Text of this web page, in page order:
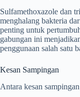
Sulfamethoxazole dan
menghalang bakteria
penting untuk
gabungan ini
penggunaan salah satu
Kesan Sampingan
Antara kesan